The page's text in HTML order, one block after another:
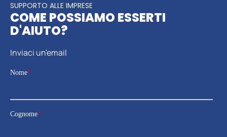
SUPPORTO ALLE IMPRESE
COME POSSIAMO ESSERTI
D'AIUTO?
Inviaci un'email